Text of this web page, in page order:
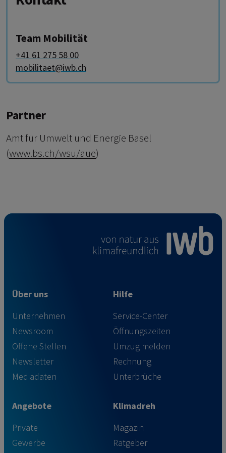
Team Mobilität
+41 61 275 58 00
mobilitaet@iwb.ch
Partner
Amt für Umwelt und Energie Basel
(www.bs.ch/wsu/aue)
Über uns
Unternehmen
Newsroom
Offene Stellen
Newsletter
Mediadaten
Hilfe
Service-Center
Öffnungszeiten
Umzug melden
Rechnung
Unterbrüche
Angebote
Private
Gewerbe
Klimadreh
Magazin
Ratgeber